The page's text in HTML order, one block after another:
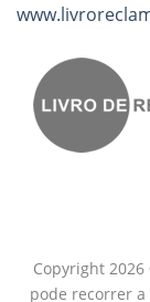
Copyright
pode recorrer